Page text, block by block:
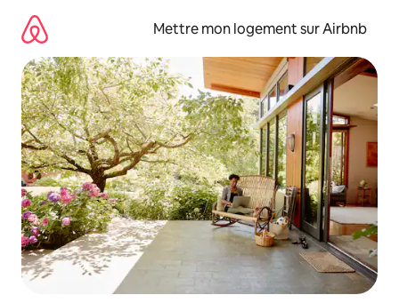
directement
contenu
Mettre mon logement sur Airbnb